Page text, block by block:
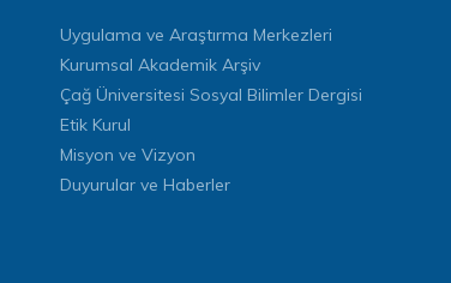
Uygulama ve Araştırma Merkezleri
Kurumsal Akademik Arşiv
Çağ Üniversitesi Sosyal Bilimler Dergisi
Etik Kurul
Misyon ve Vizyon
Duyurular ve Haberler